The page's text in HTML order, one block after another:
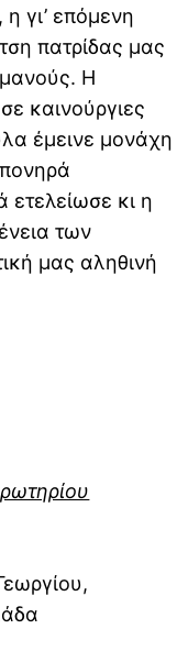
γι’ επόμενη
πατρίδας μας
Η
καινούργιες
έμεινε μονάχη
ετελείωσε κι η
των
μας αληθινή